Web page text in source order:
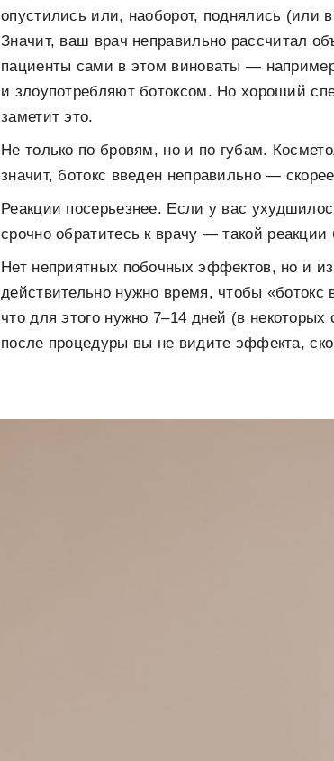
опустились или, наоборот, поднялись (или
Значит, ваш врач неправильно рассчитал
пациенты сами в этом виноваты —
и злоупотребляют ботоксом. Но хороший
заметит это.
Не только по бровям, но и по губам.
значит, ботокс введен неправильно —
Реакции посерьезнее. Если у вас
срочно обратитесь к врачу — такой
Нет неприятных побочных эффектов, но и
действительно нужно время, чтобы «ботокс
что для этого нужно 7–14 дней (в
после процедуры вы не видите эффекта,